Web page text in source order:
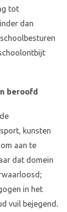
tot
dan
beroofd
kunsten
aan te
dat domein
in het
vuil bejegend.